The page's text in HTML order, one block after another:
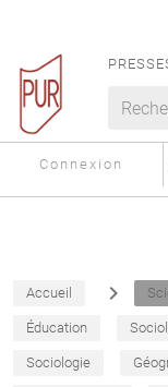
Connexion
Accueil navigate_next
Éducation
Sociologie